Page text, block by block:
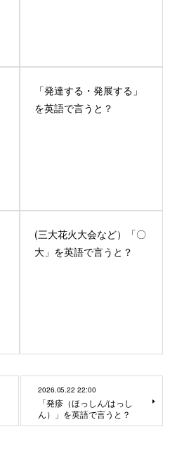
「発達する・発展する」
を英語で言うと？
(三大花火大会など）「〇
大」を英語で言うと？
2026.05.22 22:00
「発疹（ほっしん/はっし
ん）」を英語で言うと？